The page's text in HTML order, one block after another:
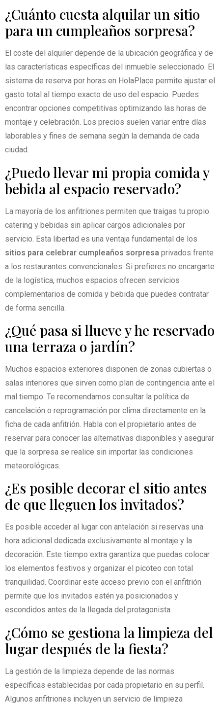
¿Cuánto cuesta alquilar un sitio
para un cumpleaños sorpresa?
El coste del alquiler depende de la ubicación geográfica y de
las características específicas del inmueble seleccionado. El
sistema de reserva por horas en HolaPlace permite ajustar el
gasto total al tiempo exacto de uso del espacio. Puedes
encontrar opciones competitivas optimizando las horas de
montaje y celebración. Los precios suelen variar entre días
laborables y fines de semana según la demanda de cada
ciudad.
¿Puedo llevar mi propia comida y
bebida al espacio reservado?
La mayoría de los anfitriones permiten que traigas tu propio
catering y bebidas sin aplicar cargos adicionales por
servicio. Esta libertad es una ventaja fundamental de los
sitios para celebrar cumpleaños sorpresa privados frente
a los restaurantes convencionales. Si prefieres no encargarte
de la logística, muchos espacios ofrecen servicios
complementarios de comida y bebida que puedes contratar
de forma sencilla.
¿Qué pasa si llueve y he reservado
una terraza o jardín?
Muchos espacios exteriores disponen de zonas cubiertas o
salas interiores que sirven como plan de contingencia ante el
mal tiempo. Te recomendamos consultar la política de
cancelación o reprogramación por clima directamente en la
ficha de cada anfitrión. Habla con el propietario antes de
reservar para conocer las alternativas disponibles y asegurar
que la sorpresa se realice sin importar las condiciones
meteorológicas.
¿Es posible decorar el sitio antes
de que lleguen los invitados?
Es posible acceder al lugar con antelación si reservas una
hora adicional dedicada exclusivamente al montaje y la
decoración. Este tiempo extra garantiza que puedas colocar
los elementos festivos y organizar el picoteo con total
tranquilidad. Coordinar este acceso previo con el anfitrión
permite que los invitados estén ya posicionados y
escondidos antes de la llegada del protagonista.
¿Cómo se gestiona la limpieza del
lugar después de la fiesta?
La gestión de la limpieza depende de las normas
específicas establecidas por cada propietario en su perfil.
Algunos anfitriones incluyen un servicio de limpieza